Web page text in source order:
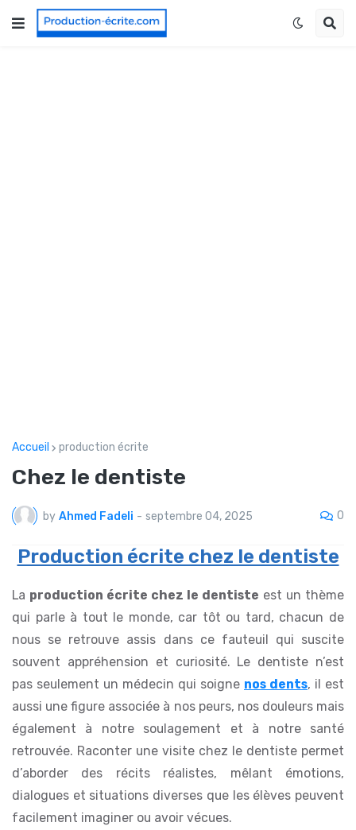
Accueil production écrite
Chez le dentiste
by Ahmed Fadeli - septembre 04, 2025 0
Production écrite chez le dentiste
La production écrite chez le dentiste est un thème
qui parle à tout le monde, car tôt ou tard, chacun de
nous se retrouve assis dans ce fauteuil qui suscite
souvent appréhension et curiosité. Le dentiste n’est
pas seulement un médecin qui soigne nos dents, il est
aussi une figure associée à nos peurs, nos douleurs mais
également à notre soulagement et à notre santé
retrouvée. Raconter une visite chez le dentiste permet
d’aborder des récits réalistes, mêlant émotions,
dialogues et situations diverses que les élèves peuvent
facilement imaginer ou avoir vécues.